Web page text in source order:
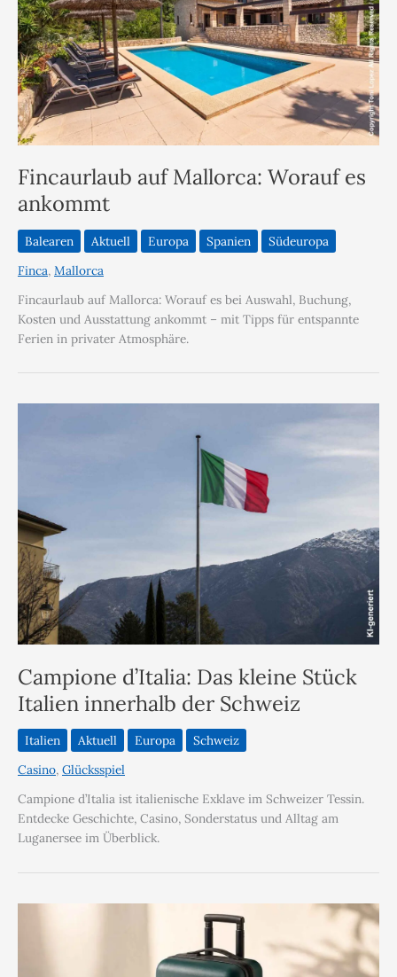
Fincaurlaub auf Mallorca: Worauf es
ankommt
Balearen Aktuell Europa Spanien
Südeuropa
Finca, Mallorca
Fincaurlaub auf Mallorca: Worauf es bei Auswahl, Buchung,
Kosten und Ausstattung ankommt – mit Tipps für entspannte
Ferien in privater Atmosphäre.
Campione d’Italia: Das kleine Stück
Italien innerhalb der Schweiz
Italien Aktuell Europa
Schweiz
Casino, Glücksspiel
Campione d’Italia ist italienische Exklave im Schweizer Tessin.
Entdecke Geschichte, Casino, Sonderstatus und Alltag am
Luganersee im Überblick.